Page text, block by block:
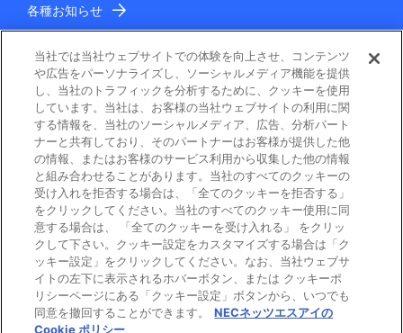
各種お知らせ
電子公告
ご利用条件
個人情報保護
Cookie ポリシー
当社では当社ウェブサイトでの体験を向上させ、コンテンツ
や広告をパーソナライズし、ソーシャルメディア機能を提供
し、当社のトラフィックを分析するために、クッキーを使用
しています。当社は、お客様の当社ウェブサイトの利用に関
する情報を、当社のソーシャルメディア、広告、分析パート
ナーと共有しており、そのパートナーはお客様が提供した他
の情報、またはお客様のサービス利用から収集した他の情報
と組み合わせることがあります。当社のすべてのクッキーの
受け入れを拒否する場合は、「全てのクッキーを拒否する」
をクリックしてください。当社のすべてのクッキー使用に同
意する場合は、 「全てのクッキーを受け入れる」 をクリッ
クして下さい。クッキー設定をカスタマイズする場合は「ク
ッキー設定」をクリックしてください。なお、当社ウェブサ
イトの左下に表示されるホバーボタン、または クッキーポ
リシーページにある「クッキー設定」ボタンから、いつでも
同意を撤回することができます。
NECネッツエスアイの
Cookie ポリシー